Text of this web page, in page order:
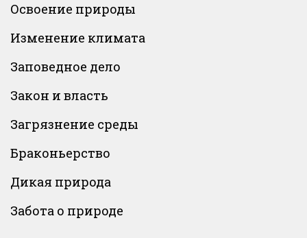
Освоение природы
Изменение климата
Заповедное дело
Закон и власть
Загрязнение среды
Браконьерство
Дикая природа
Забота о природе